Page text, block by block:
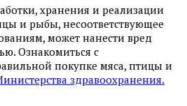
хранения и реализации
и рыбы, несоответствующее
может нанести вред
Ознакомиться с
покупке мяса, птицы и
здравоохранения.